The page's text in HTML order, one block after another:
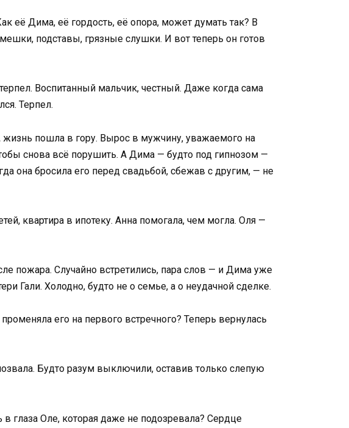
её Дима, её гордость, её опора, может думать так? В
подставы, грязные слушки. И вот теперь он готов
Воспитанный мальчик, честный. Даже когда сама
Терпел.
жизнь пошла в гору. Вырос в мужчину, уважаемого на
снова всё порушить. А Дима — будто под гипнозом —
она бросила его перед свадьбой, сбежав с другим, — не
квартира в ипотеку. Анна помогала, чем могла. Оля —
пожара. Случайно встретились, пара слов — и Дима уже
Гали. Холодно, будто не о семье, а о неудачной сделке.
его на первого встречного? Теперь вернулась
Будто разум выключили, оставив только слепую
в глаза Оле, которая даже не подозревала? Сердце